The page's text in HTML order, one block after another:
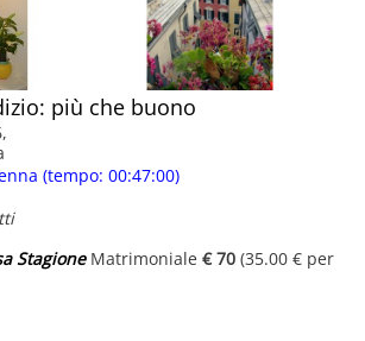
più che buono
(tempo: 00:47:00)
StagioneMatrimoniale € 70 (35.00 € per